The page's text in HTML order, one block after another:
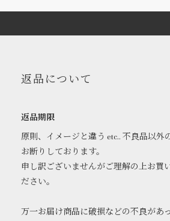
返品について
返品期限
原則、イメージと違う etc.. 不良品以外
お断りしております。
申し訳ございませんがご理解の上お買
ださい。
万一お届け商品に破損などの不良があ